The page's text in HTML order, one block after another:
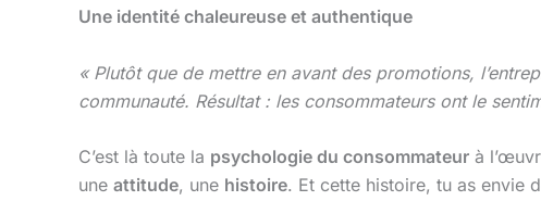
Une identité chaleureuse et authentique
« Plutôt que de mettre en avant des promotions,
communauté. Résultat : les consommateurs ont le
C’est là toute la psychologie du consommateur à
une attitude, une histoire. Et cette histoire, tu as envie